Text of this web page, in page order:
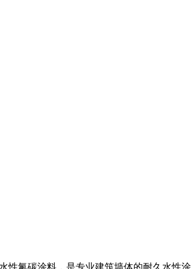
氟碳涂料，是专业建筑墙体的耐久水性